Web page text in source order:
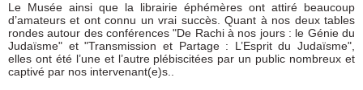
Le Musée ainsi que la librairie éphémères ont attiré beaucoup
d’amateurs et ont connu un vrai succès. Quant à nos deux tables
rondes autour des conférences "De Rachi à nos jours : le Génie du
Judaïsme" et "Transmission et Partage : L’Esprit du Judaïsme",
elles ont été l’une et l’autre plébiscitées par un public nombreux et
captivé par nos intervenant(e)s..